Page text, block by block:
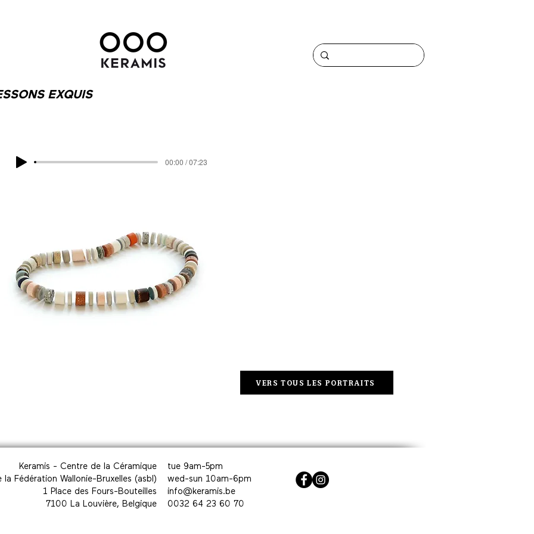
EXQUIS
00:00 / 07:23
VERS TOUS LES PORTRAITS
Keramis - Centre de la Céramique
la Fédération Wallonie-Bruxelles (asbl)
1 Place des Fours-Bouteilles
7100 La Louvière, Belgique
tue 9am-5pm
wed-sun 10am-6pm
info@keramis.be
0032 64 23 60 70